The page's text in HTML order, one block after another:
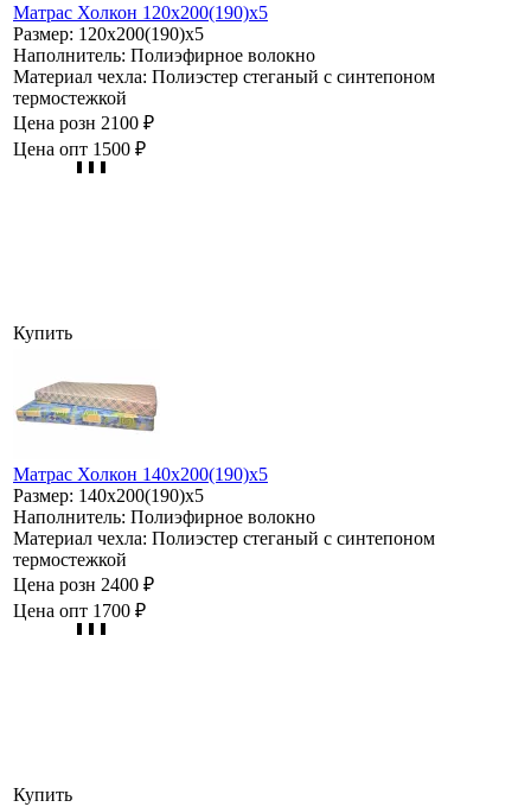
Матрас Холкон 120х200(190)х5
Размер: 120х200(190)х5
Наполнитель: Полиэфирное волокно
Материал чехла: Полиэстер стеганый с синтепоном
термостежкой
Цена розн 2100 ₽
Цена опт 1500 ₽
Купить
Матрас Холкон 140х200(190)х5
Размер: 140х200(190)х5
Наполнитель: Полиэфирное волокно
Материал чехла: Полиэстер стеганый с синтепоном
термостежкой
Цена розн 2400 ₽
Цена опт 1700 ₽
Купить